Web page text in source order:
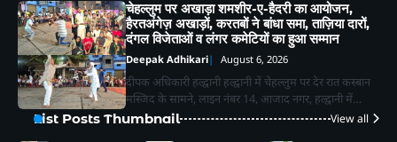
चेहल्लुम पर अखाड़ा शमशीर-ए-हैदरी का आयोजन,
हैरतअंगेज़ अखाड़ों, करतबों ने बांधा समा, ताज़िया दारों,
दंगल विजेताओं व लंगर कमेटियों का हुआ सम्मान
Deepak Adhikari August 6, 2026
दीपक अधिकारी हल्द्वानी हल्द्वानी में चेहल्लुम पर देर रात कस्बान
मस्जिद के सामने, लाइन नंबर 14, आजाद नगर, हल्द्वानी में…
List Posts Thumbnail View all